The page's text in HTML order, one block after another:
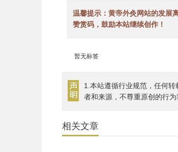
温馨提示：黄帝外灸网站的发展
赞赏码，鼓励本站继续创作！
暂无标签
1.本站遵循行业规范，任何
者和来源，不尊重原创的行
相关文章